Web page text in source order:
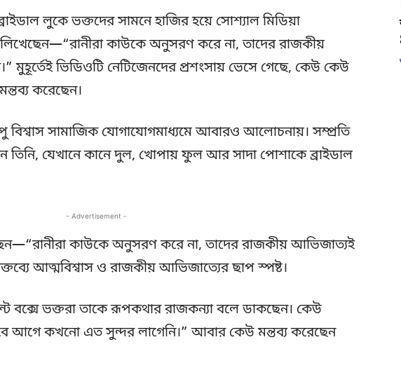
লুকে ভক্তদের সামনে হাজির হয়ে সোশ্যাল মিডিয়া
লিখেছেন—“রানীরা কাউকে অনুসরণ করে না, তাদের রাজকীয়
ভিডিওটি নেটিজেনদের প্রশংসায় ভেসে গেছে, কেউ কেউ
করেছেন।
বিশ্বাস সামাজিক যোগাযোগমাধ্যমে আবারও আলোচনায়। সম্প্রতি
তিনি, যেখানে কানে দুল, খোপায় ফুল আর সাদা পোশাকে ব্রাইডাল
- Advertisement -
কাউকে অনুসরণ করে না, তাদের রাজকীয় আভিজাত্যই
আত্মবিশ্বাস ও রাজকীয় আভিজাত্যের ছাপ স্পষ্ট।
বক্সে ভক্তরা তাকে রূপকথার রাজকন্যা বলে ডাকছেন। কেউ
আগে কখনো এত সুন্দর লাগেনি।” আবার কেউ মন্তব্য করেছেন